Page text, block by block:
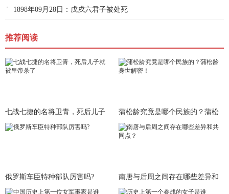
1898年09月28日：戊戌六君子被处死
推荐阅读
七战七捷的名将卫青，死后儿子
就被皇
蒲松龄究竟是哪个民族的？蒲松
龄身世
俄罗斯车臣特种部队厉害吗?
南唐与后周之间存在哪些差异和
共同